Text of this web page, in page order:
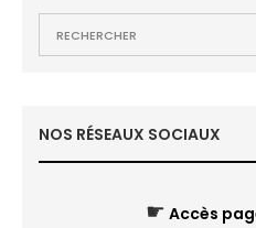
NOS RÉSEAUX SOCIAUX
☛ Accès